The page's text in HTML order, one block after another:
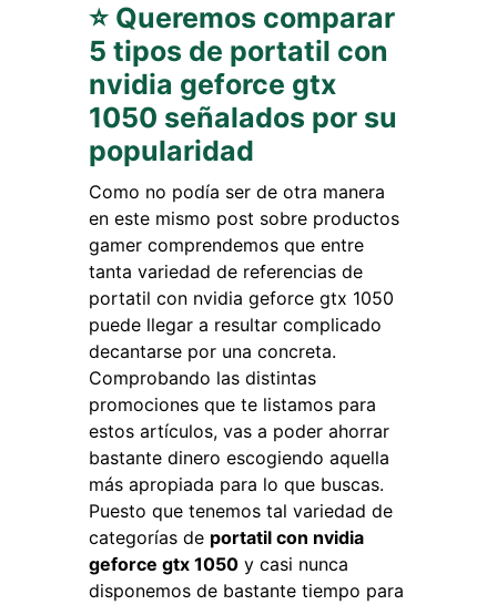
⭐ Queremos comparar
5 tipos de portatil con
nvidia geforce gtx
1050 señalados por su
popularidad
Como no podía ser de otra manera
en este mismo post sobre productos
gamer comprendemos que entre
tanta variedad de referencias de
portatil con nvidia geforce gtx 1050
puede llegar a resultar complicado
decantarse por una concreta.
Comprobando las distintas
promociones que te listamos para
estos artículos, vas a poder ahorrar
bastante dinero escogiendo aquella
más apropiada para lo que buscas.
Puesto que tenemos tal variedad de
categorías de portatil con nvidia
geforce gtx 1050 y casi nunca
disponemos de bastante tiempo para